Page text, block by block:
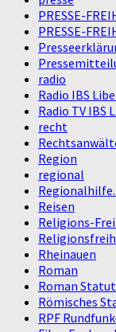
PRESSE-
PRESSE-
radio
Radio IBS
Radio TV IBS
recht
Region
regional
Regionalhilfe.
Reisen
Religions-
Rheinauen
Roman
Roman
Römisches
RPF